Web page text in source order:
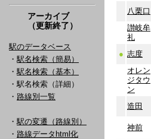
アーカイブ
（更新終了）
駅のデータベース
・ 駅名検索（簡易）
・ 駅名検索（基本）
・駅名検索（詳細）
・ 路線別一覧
・ 駅の変遷（路線別）
・ 路線データhtml化
八栗口
讃岐牟
礼
● 志度
オレン
ジタウ
ン
造田
神前